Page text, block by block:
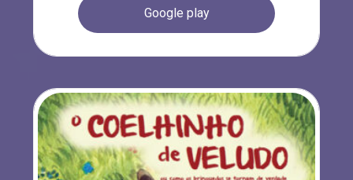
Google play